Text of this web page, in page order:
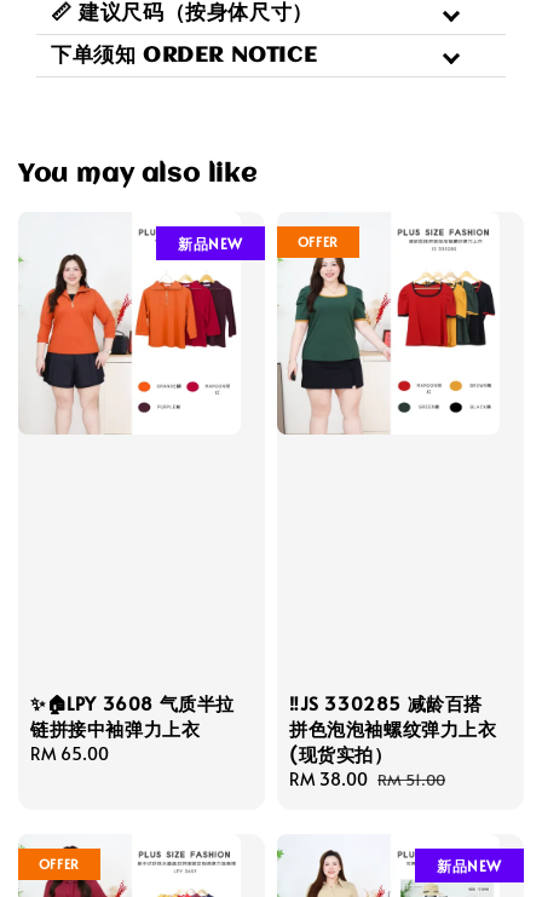
📏 建议尺码（按身体尺寸）
下单须知 ORDER NOTICE
You may also like
新品NEW
✨🏠LPY 3608 气质半拉
链拼接中袖弹力上衣
Regular
RM 65.00
OFFER
‼️JS 330285 减龄百搭
拼色泡泡袖螺纹弹力上衣
(现货实拍）
Sale
RM 38.00 Regular
RM 51.00
OFFER 新品NEW